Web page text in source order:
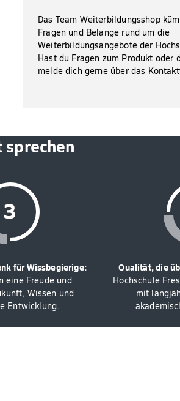
Das Team Weiterbildungsshop
Fragen und Belange rund um die
Weiterbildungsangebote der
Hast du Fragen zum Produkt oder
melde dich gerne über das
für Wissbegierige:
eine Freude und
Wissen und
Entwicklung.
Qualität, die
Hochschule
mit